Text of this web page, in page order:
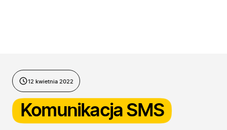
12 kwietnia 2022
Komunikacja SMS